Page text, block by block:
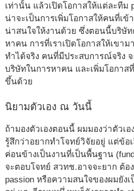
เท่านั้น แล้วเปิดโอกาสให้แต่ละทีม
น่าจะเป็นการเพิ่มโอกาสให้คนที่เข้
น่าสนใจให้งานด้วย ซึ่งตอนนี้บริษัท
หาคน การที่เราเปิดโอกาสให้เขาม
ทำได้จริง คนที่มีประสบการณ์จริง
บริษัทในการหาคน และเพิ่มโอกาส
ขึ้นด้วย
นิยามตัวเอง ณ วันนี้
ถ้ามองตัวเองตอนนี้ ผมมองว่าตัวเ
รู้สึกว่าอยากทำโจทย์วิจัยอยู่ แต่ข้อ
ค่อนข้างเป็นงานที่เป็นพื้นฐาน
จะตอบโจทย์ สวทช.อาจจะยาก ต้
passion หรือความสนใจของผมยัง